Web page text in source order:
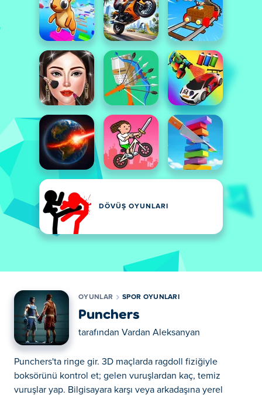
DÖVÜŞ OYUNLARI
OYUNLAR SPOR OYUNLARI
Punchers
tarafından Vardan Aleksanyan
Punchers'ta ringe gir. 3D maçlarda ragdoll fiziğiyle
boksörünü kontrol et; gelen vuruşlardan kaç, temiz
vuruşlar yap. Bilgisayara karşı veya arkadaşına yerel